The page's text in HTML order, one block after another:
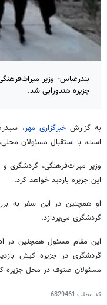
بندرعباس- وزیر
جزیره هندورابی شد.
به گزارش خبرگزاری مهر،
است، با استقبال مسئولان
وزیر میراث‌فرهنگی، گردشگری
این جزیره بازدید خواهد کرد.
او همچنین در این سفر به
گردشگری می‌پردازد.
این مقام مسئول همچنین در
گردشگری در جزیره کیش
مسئولان صنوف در محل جزیره
کد مطلب 6329461